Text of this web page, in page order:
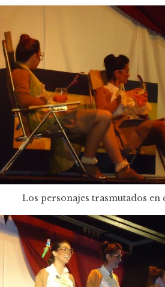
Los personajes trasmutados